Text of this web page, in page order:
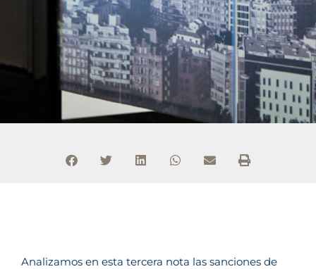
Analizamos en esta tercera nota las sanciones de